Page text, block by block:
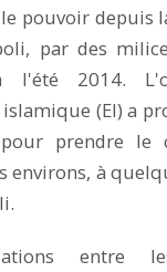
pouvoir depuis
par des
l'été 2014.
(EI) a
prendre le
environs, à
entre